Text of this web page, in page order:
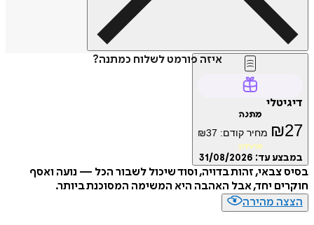
איזה פורמט לשלוח כמתנה?
דיגיטלי
מתנה
₪27 מחיר קודם: ₪37
מועדון
במבצע עד: 31/08/2026
בסיס צבאי, זהות בדויה, וסוד שיכול לשבור הכל — נועה ואסף
חוקרים יחד, אבל האהבה היא המשימה המסוכנת ביותר.
הצצה מהירה